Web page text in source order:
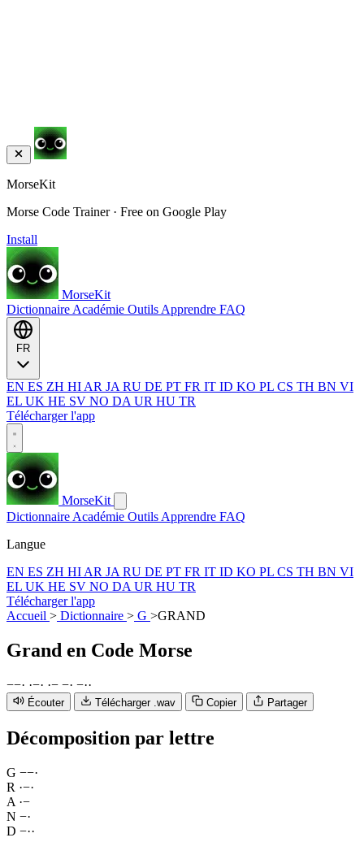
MorseKit
Morse Code Trainer · Free on Google Play
Install
MorseKit
Dictionnaire Académie Outils Apprendre FAQ
EN ES ZH HI AR JA RU DE PT FR IT ID KO PL CS TH BN VI
EL UK HE SV NO DA UR HU TR
Télécharger l'app
MorseKit
Dictionnaire Académie Outils Apprendre FAQ
Langue
EN ES ZH HI AR JA RU DE PT FR IT ID KO PL CS TH BN VI
EL UK HE SV NO DA UR HU TR
Télécharger l'app
Accueil > Dictionnaire > G >GRAND
Grand en Code Morse
−−· ·−· ·− −· −··
Écouter Télécharger .wav Copier Partager
Décomposition par lettre
G −−·
R ·−·
A ·−
N −·
D −··